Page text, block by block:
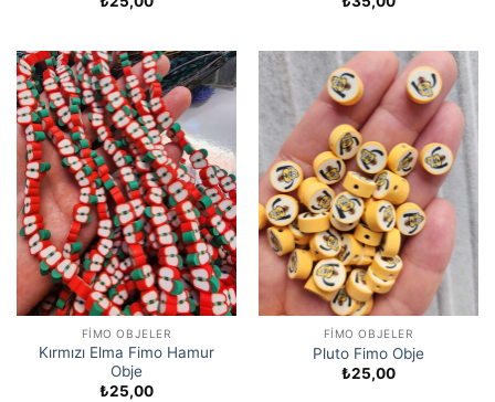
FIMO OBJELER
Kırmızı Elma Fimo Hamur
Obje
₺25,00
FIMO OBJELER
Pluto Fimo Obje
₺25,00